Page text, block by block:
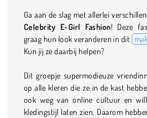
Ga aan de slag met allerlei
Celebrity E-Girl Fashion! Deze
graag hun look veranderen in dit
Kun jij ze daarbij helpen?
Dit groepje supermodieuze
op alle kleren die ze in de kast
ook weg van online cultuur en
kledingstijl laten zien. Daarom